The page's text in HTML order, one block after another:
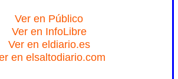
Ver en Público
Ver en InfoLibre
Ver en eldiario.es
en elsaltodiario.com